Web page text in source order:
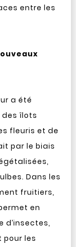
entre les
a été
îlots
fleuris et de
par le biais
Dans les
fruitiers,
en
d’insectes,
pour les